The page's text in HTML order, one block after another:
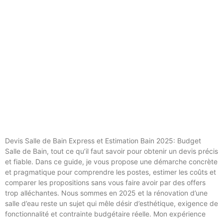
Devis Salle de Bain Express et Estimation Bain 2025: Budget
Salle de Bain, tout ce qu’il faut savoir pour obtenir un devis précis
et fiable. Dans ce guide, je vous propose une démarche concrète
et pragmatique pour comprendre les postes, estimer les coûts et
comparer les propositions sans vous faire avoir par des offers
trop alléchantes. Nous sommes en 2025 et la rénovation d’une
salle d’eau reste un sujet qui mêle désir d’esthétique, exigence de
fonctionnalité et contrainte budgétaire réelle. Mon expérience